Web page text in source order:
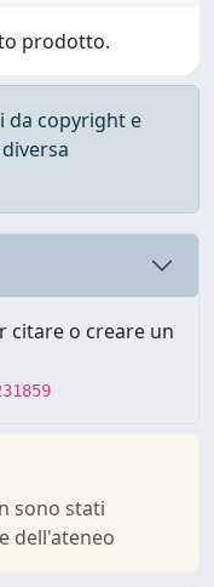
prodotto.
da copyright e
citare o creare un
sono stati
dell'ateneo